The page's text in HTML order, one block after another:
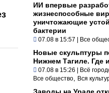
ИИ впервые
жизнеспособные
уничтожающие
бактерии
07.08 в 15:57 | Все
Новые скульптуры
Нижнем Тагиле. Где
07.08 в 15:26 | Всё
Все общество Вся
Заводы на Урале